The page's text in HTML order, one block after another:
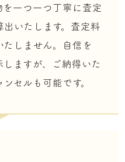
を一つ一つ丁寧に査定
出いたします。査定料
しません。自信を
ますが、ご納得いた
セルも可能です。